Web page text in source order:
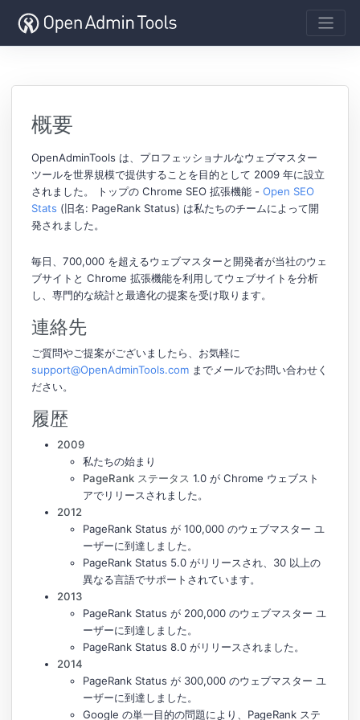
概要
OpenAdminTools は、プロフェッショナルなウェブマスター
ツールを世界規模で提供することを目的として 2009 年に設立
されました。 トップの Chrome SEO 拡張機能 - Open SEO
Stats (旧名: PageRank Status) は私たちのチームによって開
発されました。
毎日、700,000 を超えるウェブマスターと開発者が当社のウェ
ブサイトと Chrome 拡張機能を利用してウェブサイトを分析
し、専門的な統計と最適化の提案を受け取ります。
連絡先
ご質問やご提案がございましたら、お気軽に
support@OpenAdminTools.com までメールでお問い合わせく
ださい。
履歴
2009
私たちの始まり
PageRank ステータス 1.0 が Chrome ウェブスト
アでリリースされました。
2012
PageRank Status が 100,000 のウェブマスター ユ
ーザーに到達しました。
PageRank Status 5.0 がリリースされ、30 以上の
異なる言語でサポートされています。
2013
PageRank Status が 200,000 のウェブマスター ユ
ーザーに到達しました。
PageRank Status 8.0 がリリースされました。
2014
PageRank Status が 300,000 のウェブマスター ユ
ーザーに到達しました。
Google の単一目的の問題により、PageRank ステ